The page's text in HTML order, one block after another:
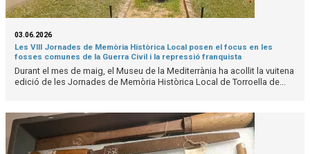
03.06.2026
Les VIII Jornades de Memòria Històrica Local posen el focus en les
fosses comunes de la Guerra Civil i la repressió franquista
Durant el mes de maig, el Museu de la Mediterrània ha acollit la vuitena
edició de les Jornades de Memòria Històrica Local de Torroella de...